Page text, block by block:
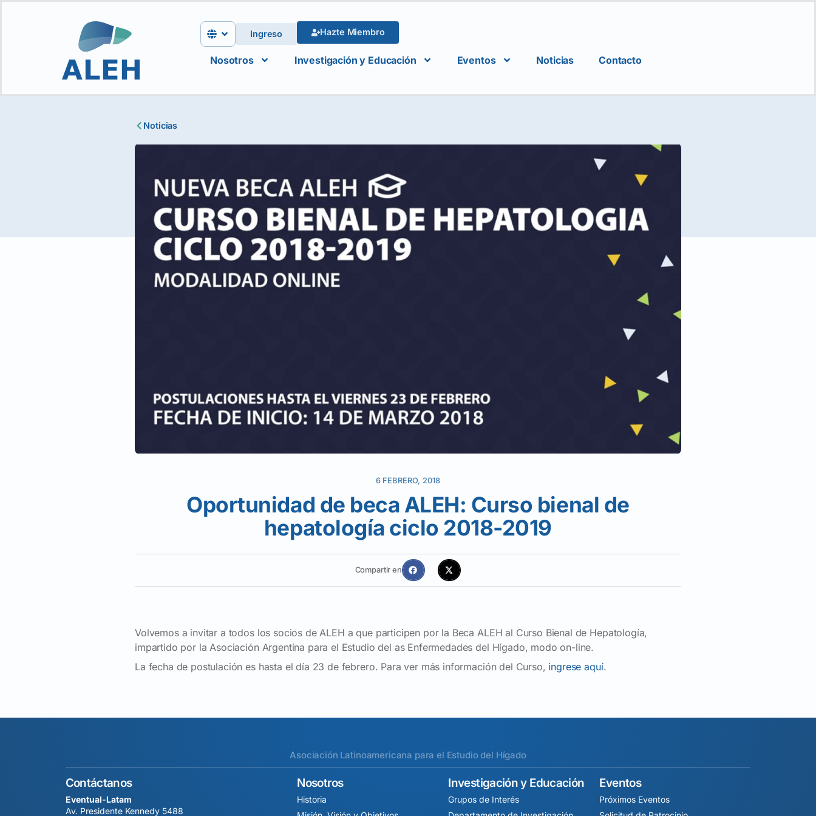
Ingreso Hazte Miembro
Nosotros Investigación y Educación Eventos Noticias Contacto
Noticias
6 FEBRERO, 2018
Oportunidad de beca ALEH: Curso bienal de
hepatología ciclo 2018-2019
Compartir en
Volvemos a invitar a todos los socios de ALEH a que participen por la Beca ALEH al Curso Bienal de Hepatología,
impartido por la Asociación Argentina para el Estudio del as Enfermedades del Hígado, modo on-line.
La fecha de postulación es hasta el día 23 de febrero. Para ver más información del Curso, ingrese aquí.
Asociación Latinoamericana para el Estudio del Hígado
Contáctanos
Eventual-Latam
Av. Presidente Kennedy 5488
Nosotros
Historia
Investigación y Educación
Grupos de Interés
Eventos
Próximos Eventos